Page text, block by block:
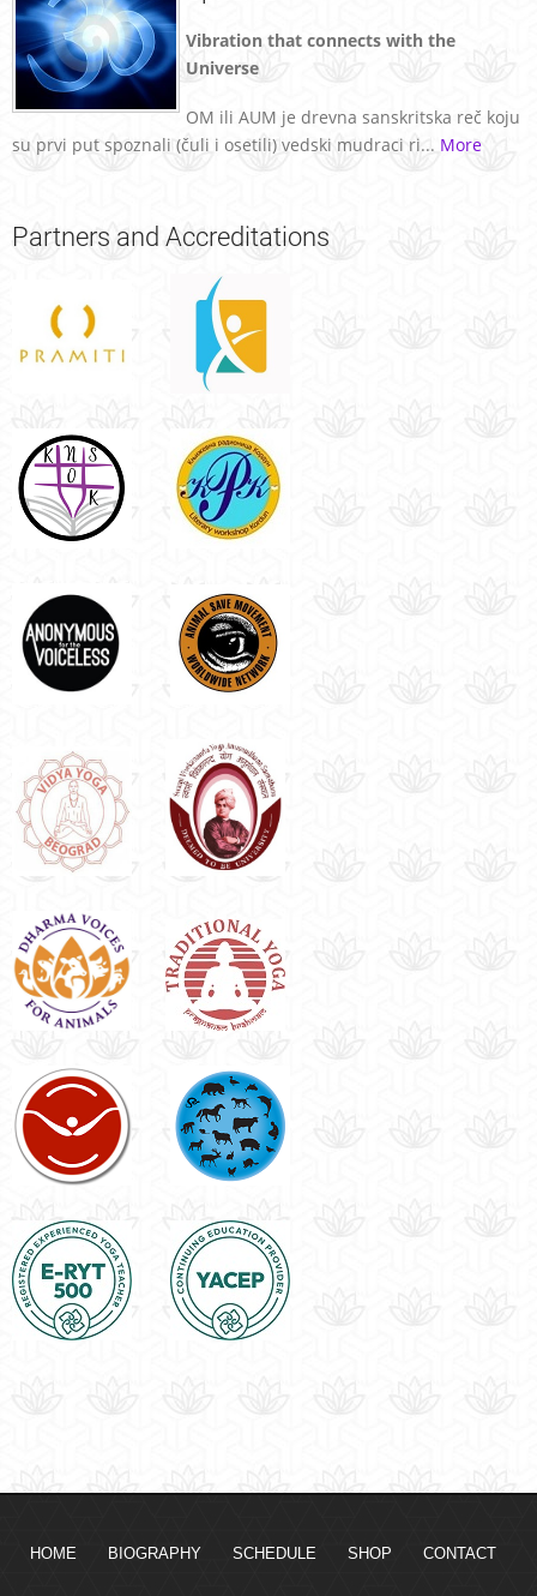
Vibration that connects with the
Universe
OM ili AUM je drevna sanskritska reč koju
su prvi put spoznali (čuli i osetili) vedski mudraci ri... More
Partners and Accreditations
HOME BIOGRAPHY SCHEDULE SHOP CONTACT